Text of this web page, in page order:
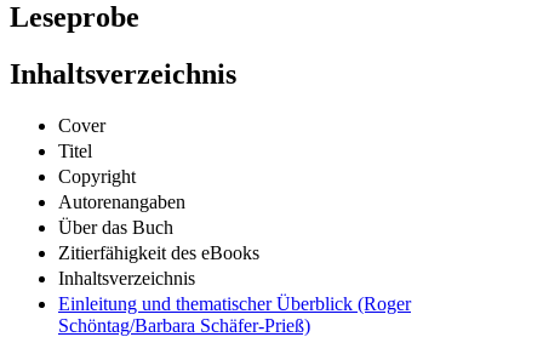
Leseprobe
Inhaltsverzeichnis
Cover
Titel
Copyright
Autorenangaben
Über das Buch
Zitierfähigkeit des eBooks
Inhaltsverzeichnis
Einleitung und thematischer Überblick (Roger
Schöntag/Barbara Schäfer-Prieß)